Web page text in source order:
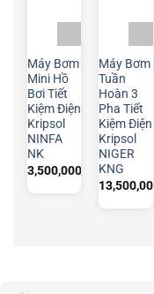
Máy Bơm
Mini Hồ
Bơi Tiết
Kiệm Điện
Kripsol
NINFA
NK
3,500,000
Máy Bơm
Tuần
Hoàn 3
Pha Tiết
Kiệm Điện
Kripsol
NIGER
KNG
13,500,000